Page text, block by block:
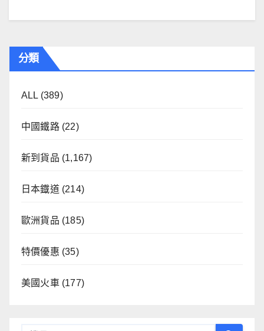
分類
ALL (389)
中國鐵路(22)
新到貨品 (1,167)
日本鐡道(214)
歐洲貨品 (185)
特價優惠 (35)
美國火車(177)